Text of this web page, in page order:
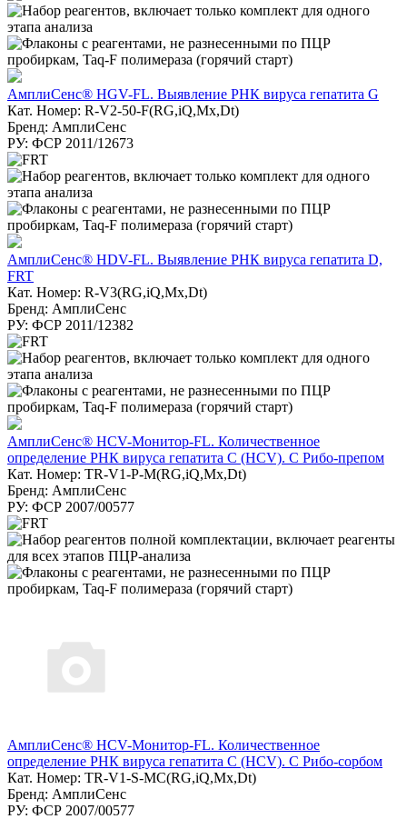
АмплиСенс® HGV-FL. Выявление РНК вируса гепатита G
Кат. Номер: R-V2-50-F(RG,iQ,Mx,Dt)
Бренд: АмплиСенс
РУ: ФСР 2011/12673
АмплиСенс® HDV-FL. Выявление РНК вируса гепатита D,
FRT
Кат. Номер: R-V3(RG,iQ,Mx,Dt)
Бренд: АмплиСенс
РУ: ФСР 2011/12382
АмплиСенс® HCV-Монитор-FL. Количественное
определение РНК вируса гепатита C (HCV). С Рибо-препом
Кат. Номер: TR-V1-Р-M(RG,iQ,Мх,Dt)
Бренд: АмплиСенс
РУ: ФСР 2007/00577
АмплиСенс® HCV-Монитор-FL. Количественное
определение РНК вируса гепатита C (HCV). С Рибо-сорбом
Кат. Номер: TR-V1-S-MC(RG,iQ,Мх,Dt)
Бренд: АмплиСенс
РУ: ФСР 2007/00577